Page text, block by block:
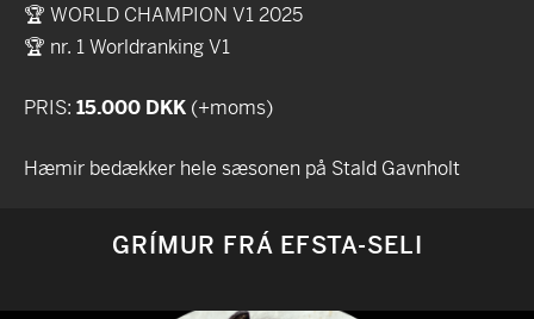
🏆 WORLD CHAMPION V1 2025
🏆 nr. 1 Worldranking V1
PRIS: 15.000 DKK (+moms)
Hæmir bedækker hele sæsonen på Stald Gavnholt
GRÍMUR FRÁ EFSTA-SELI